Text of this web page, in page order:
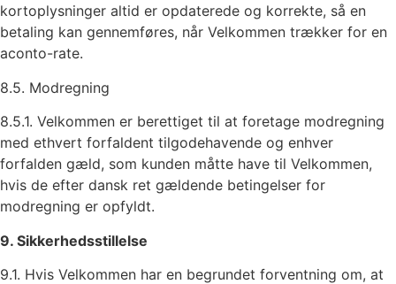
kortoplysninger altid er opdaterede og korrekte, så en
betaling kan gennemføres, når Velkommen trækker for en
aconto-rate.
8.5. Modregning
8.5.1. Velkommen er berettiget til at foretage modregning
med ethvert forfaldent tilgodehavende og enhver
forfalden gæld, som kunden måtte have til Velkommen,
hvis de efter dansk ret gældende betingelser for
modregning er opfyldt.
9. Sikkerhedsstillelse
9.1. Hvis Velkommen har en begrundet forventning om, at